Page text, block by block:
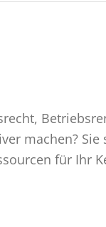
machen? Sie
für Ihr